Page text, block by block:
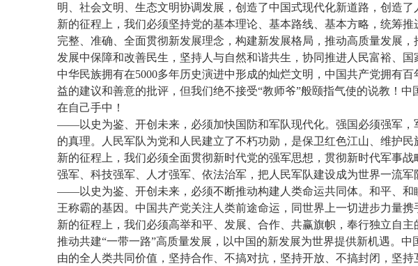
明、社会文明、生态文明协调发展，创造了中国式现代化新道路，创造了
新的征程上，我们必须坚持党的基本理论、基本路线、基本方略，统筹
完整、准确、全面贯彻新发展理念，构建新发展格局，推动高质量发展
发展中保障和改善民生，坚持人与自然和谐共生，协同推进人民富裕、国
中华民族拥有在5000多年历史演进中形成的灿烂文明，中国共产党拥有
益的建议和善意的批评，但我们绝不接受“教师爷”般颐指气使的说教！
在自己手中！
——以史为鉴、开创未来，必须加快国防和军队现代化。强国必须强军
的真理。人民军队为党和人民建立了不朽功勋，是保卫红色江山、维护
新的征程上，我们必须全面贯彻新时代党的强军思想，贯彻新时代军事
强军、科技强军、人才强军、依法治军，把人民军队建设成为世界一流
——以史为鉴、开创未来，必须不断推动构建人类命运共同体。和平、和
王称霸的基因。中国共产党关注人类前途命运，同世界上一切进步力量
新的征程上，我们必须高举和平、发展、合作、共赢旗帜，奉行独立自
推动共建“一带一路”高质量发展，以中国的新发展为世界提供新机遇。
由的全人类共同价值，坚持合作、不搞对抗，坚持开放、不搞封闭，坚